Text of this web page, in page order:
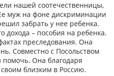
нашей соотечественницы,
муж на фоне дискриминации
забрать у нее ребенка.
дохода – пособия на ребенка.
преследования. Она
Совместно с Посольством
Она благодаря
близким в Россию.